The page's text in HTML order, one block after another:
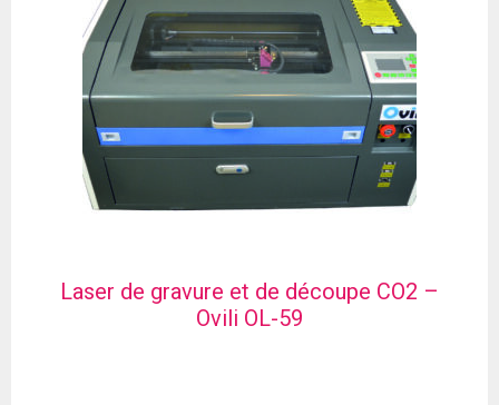
Laser de gravure et de découpe CO2 –
Ovili OL-59